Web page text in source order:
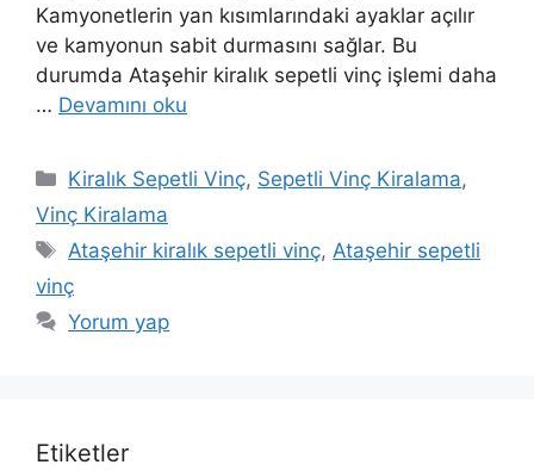
Kamyonetlerin yan kısımlarındaki ayaklar açılır
ve kamyonun sabit durmasını sağlar. Bu
durumda Ataşehir kiralık sepetli vinç işlemi daha
… Devamını oku
Kategoriler
Kiralık Sepetli Vinç, Sepetli Vinç Kiralama,
Vinç Kiralama
Etiketler
Ataşehir kiralık sepetli vinç,Ataşehir sepetli
vinç
Yorum yap
Etiketler